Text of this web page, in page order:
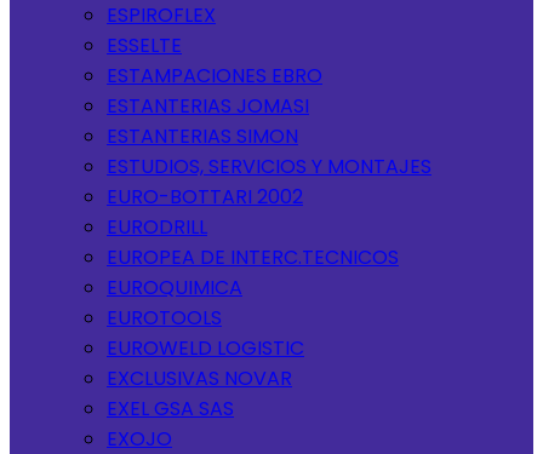
ESPIROFLEX
ESSELTE
ESTAMPACIONES EBRO
ESTANTERIAS JOMASI
ESTANTERIAS SIMON
ESTUDIOS, SERVICIOS Y MONTAJES
EURO-BOTTARI 2002
EURODRILL
EUROPEA DE INTERC.TECNICOS
EUROQUIMICA
EUROTOOLS
EUROWELD LOGISTIC
EXCLUSIVAS NOVAR
EXEL GSA SAS
EXOJO